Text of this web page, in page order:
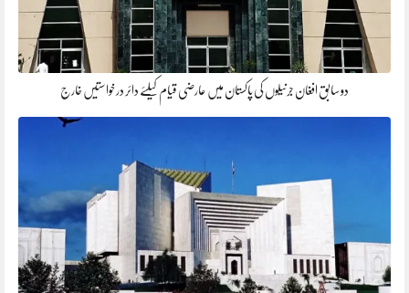
دو سابق افغان جرنیلوں کی پاکستان میں عارضی قیام کیلئے دائر درخواستیں خارج